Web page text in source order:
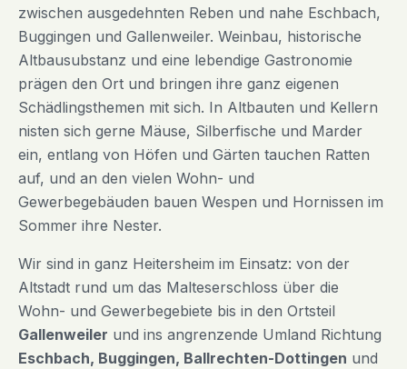
zwischen ausgedehnten Reben und nahe Eschbach,
Buggingen und Gallenweiler. Weinbau, historische
Altbausubstanz und eine lebendige Gastronomie
prägen den Ort und bringen ihre ganz eigenen
Schädlingsthemen mit sich. In Altbauten und Kellern
nisten sich gerne Mäuse, Silberfische und Marder
ein, entlang von Höfen und Gärten tauchen Ratten
auf, und an den vielen Wohn- und
Gewerbegebäuden bauen Wespen und Hornissen im
Sommer ihre Nester.
Wir sind in ganz Heitersheim im Einsatz: von der
Altstadt rund um das Malteserschloss über die
Wohn- und Gewerbegebiete bis in den Ortsteil
Gallenweiler und ins angrenzende Umland Richtung
Eschbach, Buggingen, Ballrechten-Dottingen und